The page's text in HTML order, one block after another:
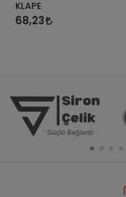
KLAPE
68,23